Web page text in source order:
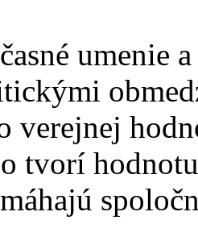
umenie
verejnej
tvorí